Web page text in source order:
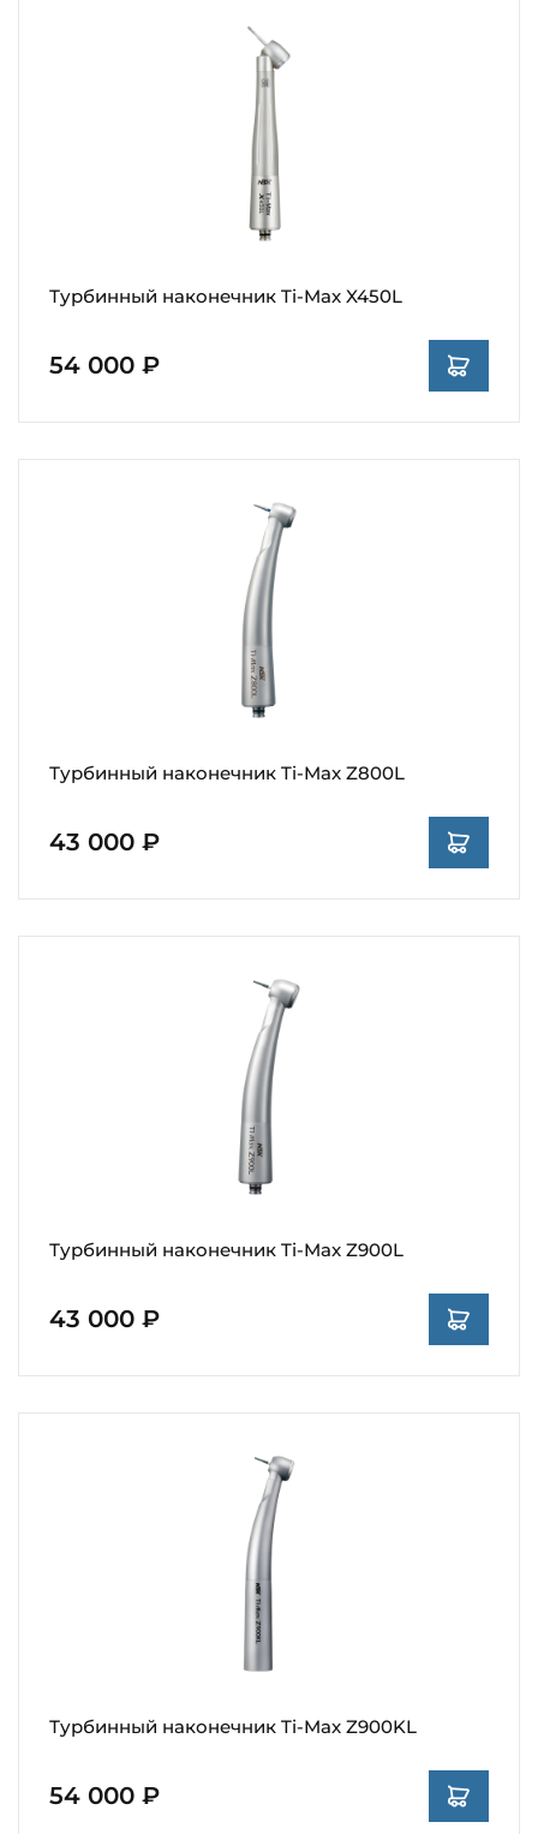
Турбинный наконечник Ti-Max X450L
54 000 ₽
Турбинный наконечник Ti-Max Z800L
43 000 ₽
Турбинный наконечник Ti-Max Z900L
43 000 ₽
Турбинный наконечник Ti-Max Z900KL
54 000 ₽